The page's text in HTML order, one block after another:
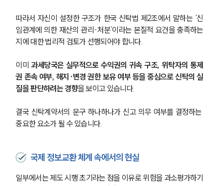
따라서 자신이 설정한 구조가 한국 신탁법 제2조에서 말하는 ‘신
임관계에 의한 재산의 관리·처분’이라는 본질적 요건을 충족하는
지에 대한 법리적 검토가 선행되어야 합니다.
이미 과세당국은 실무적으로 수익권의 귀속 구조, 위탁자의 통제
권 존속 여부, 해지·변경 권한 보유 여부 등을 중심으로 신탁의 실
질을 판단하려는 경향을 보이고 있습니다.
결국 신탁계약서의 문구 하나하나가 신고 의무 여부를 결정하는
중요한 요소가 될 수 있습니다.
국제 정보교환 체계 속에서의 현실
일부에서는 제도 시행 초기라는 점을 이유로 위험을 과소평가하기